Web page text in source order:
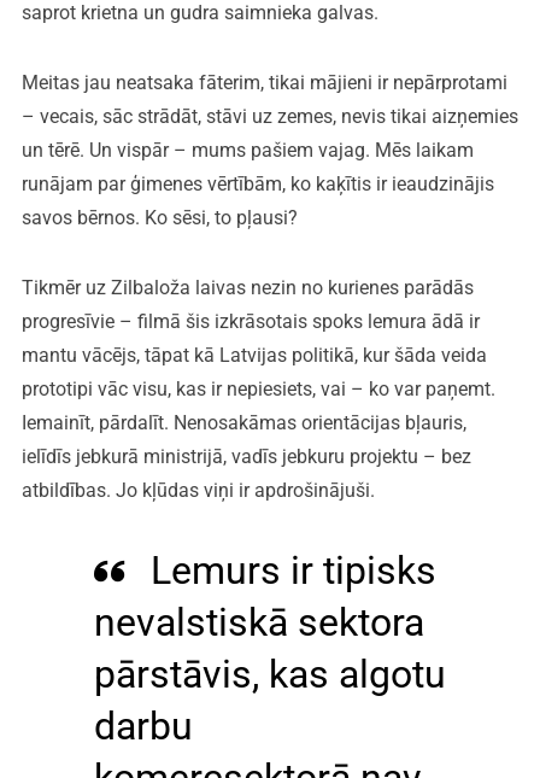
saprot krietna un gudra saimnieka galvas.
Meitas jau neatsaka fāterim, tikai mājieni ir nepārprotami
– vecais, sāc strādāt, stāvi uz zemes, nevis tikai aizņemies
un tērē. Un vispār – mums pašiem vajag. Mēs laikam
runājam par ģimenes vērtībām, ko kaķītis ir ieaudzinājis
savos bērnos. Ko sēsi, to pļausi?
Tikmēr uz Zilbaloža laivas nezin no kurienes parādās
progresīvie – filmā šis izkrāsotais spoks lemura ādā ir
mantu vācējs, tāpat kā Latvijas politikā, kur šāda veida
prototipi vāc visu, kas ir nepiesiets, vai – ko var paņemt.
Iemainīt, pārdalīt. Nenosakāmas orientācijas bļauris,
ielīdīs jebkurā ministrijā, vadīs jebkuru projektu – bez
atbildības. Jo kļūdas viņi ir apdrošinājuši.
Lemurs ir tipisks
nevalstiskā sektora
pārstāvis, kas algotu
darbu